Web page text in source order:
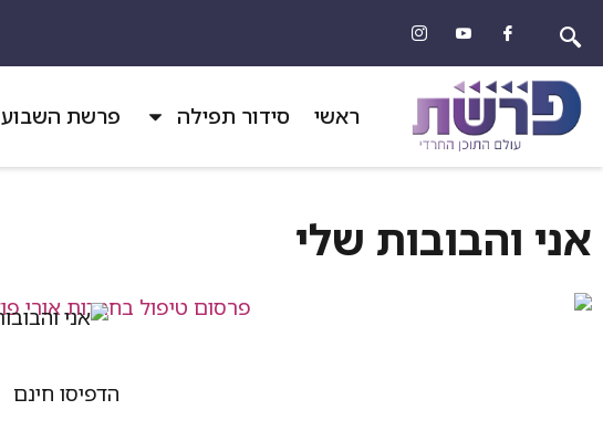
ראשי סידור תפילה פרשת השבוע
אני והבובות שלי
הדפיסו חינם